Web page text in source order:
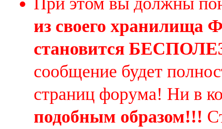
из своего
становится
сообщение будет
страниц форума! Ни в
подобным образом!!!